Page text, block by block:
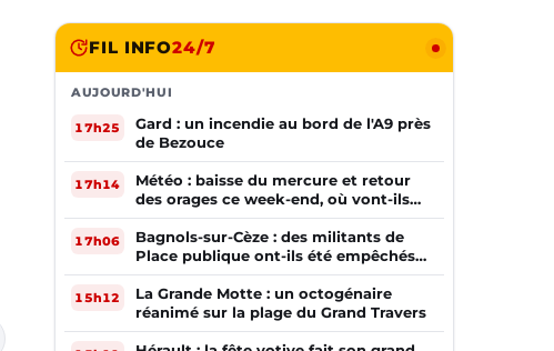
FIL INFO24/7
AUJOURD'HUI
17h25
Gard : un incendie au bord de l'A9 près
de Bezouce
17h14
Météo : baisse du mercure et retour
des orages ce week-end, où vont-ils
frapper ?
17h06
Bagnols-sur-Cèze : des militants de
Place publique ont-ils été empêchés
de tracter par la mairie ?
15h12
La Grande Motte : un octogénaire
réanimé sur la plage du Grand Travers